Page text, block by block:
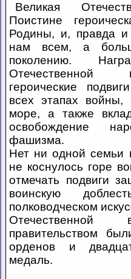
Великая
Поистине
Родины, и, правда
нам всем, а
поколению.
Отечественной
героические
всех этапах
море, а также
освобождение
фашизма.
Нет ни одной семьи
не коснулось горе
отмечать подвиги
воинскую
полководческом
Отечественной
правительством
орденов и
медаль.